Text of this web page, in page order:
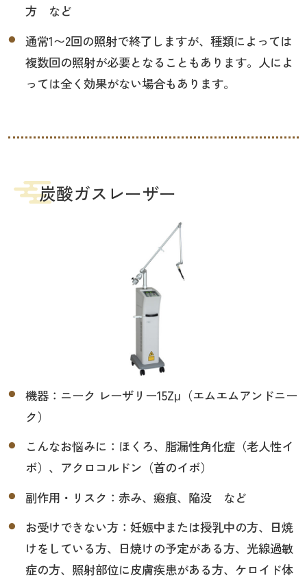
方 など
通常1〜2回の照射で終了しますが、種類によっては
複数回の照射が必要となることもあります。人によ
っては全く効果がない場合もあります。
炭酸ガスレーザー
機器：ニーク レーザリー15Zμ（エムエムアンドニー
ク）
こんなお悩みに：ほくろ、脂漏性角化症（老人性イ
ボ）、アクロコルドン（首のイボ）
副作用・リスク：赤み、瘢痕、陥没 など
お受けできない方：妊娠中または授乳中の方、日焼
けをしている方、日焼けの予定がある方、光線過敏
症の方、照射部位に皮膚疾患がある方、ケロイド体